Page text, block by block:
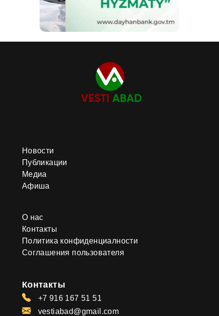
Новости
Публикации
Медиа
Афиша
О нас
Контакты
Политика конфиденциалности
Соглашения пользователя
Контакты
+7 916 167 51 51
vestiabad@gmail.com